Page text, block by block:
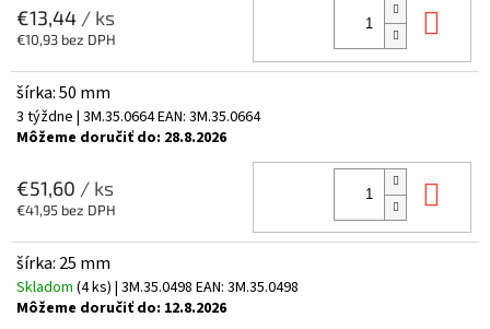
€13,44 / ks
€10,93 bez DPH
šírka: 50 mm
3 týždne | 3M.35.0664EAN: 3M.35.0664
Môžeme doručiť do: 28.8.2026
€51,60 / ks
€41,95 bez DPH
šírka: 25 mm
Skladom (4 ks) | 3M.35.0498 EAN: 3M.35.0498
Môžeme doručiť do: 12.8.2026